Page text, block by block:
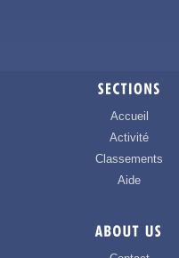
Accueil
Activité
Classements
Aide